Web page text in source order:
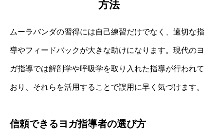
方法
ムーラバンダの習得には自己練習だけでなく、適切な指
導やフィードバックが大きな助けになります。現代のヨ
ガ指導では解剖学や呼吸学を取り入れた指導が行われて
おり、それらを活用することで誤用に早く気づけます。
信頼できるヨガ指導者の選び方